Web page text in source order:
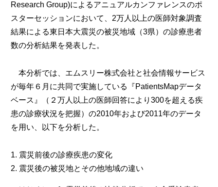
Research Group)によるアニュアルカンファレンスのポ
スターセッションにおいて、2万人以上の医師対象調査
結果による東日本大震災の被災地域（3県）の診療患者
数の分析結果を発表した。
本分析では、エムスリー株式会社と社会情報サービス
が毎年６月に共同で実施している『PatientsMapデータ
ベース』（２万人以上の医師回答により300を超える疾
患の診療状況を把握）の2010年および2011年のデータ
を用い、以下を分析した。
震災前後の診療疾患の変化
震災後の被災地とその他地域の違い